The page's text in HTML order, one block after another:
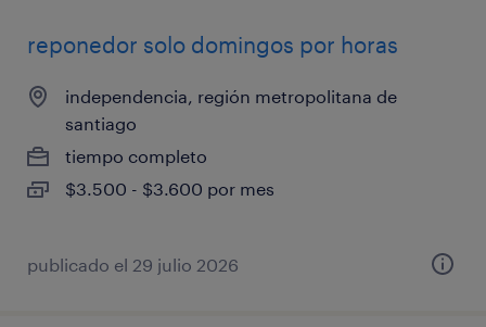
reponedor solo domingos por horas
independencia, región metropolitana de
santiago
tiempo completo
$3.500 - $3.600 por mes
publicado el 29 julio 2026